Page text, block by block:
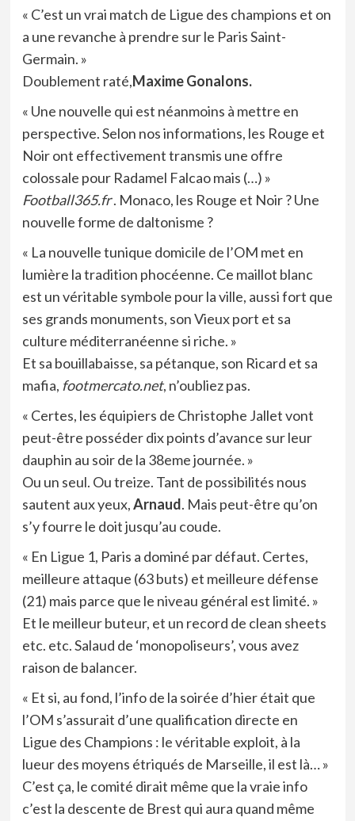
« C’est un vrai match de Ligue des champions et on
a une revanche à prendre sur le Paris Saint-
Germain. »
Doublement raté,Maxime Gonalons.
« Une nouvelle qui est néanmoins à mettre en
perspective. Selon nos informations, les Rouge et
Noir ont effectivement transmis une offre
colossale pour Radamel Falcao mais (…) »
Football365.fr. Monaco, les Rouge et Noir ? Une
nouvelle forme de daltonisme ?
« La nouvelle tunique domicile de l’OM met en
lumière la tradition phocéenne. Ce maillot blanc
est un véritable symbole pour la ville, aussi fort que
ses grands monuments, son Vieux port et sa
culture méditerranéenne si riche. »
Et sa bouillabaisse, sa pétanque, son Ricard et sa
mafia, footmercato.net, n’oubliez pas.
« Certes, les équipiers de Christophe Jallet vont
peut-être posséder dix points d’avance sur leur
dauphin au soir de la 38eme journée. »
Ou un seul. Ou treize. Tant de possibilités nous
sautent aux yeux,Arnaud. Mais peut-être qu’on
s’y fourre le doit jusqu’au coude.
« En Ligue 1, Paris a dominé par défaut. Certes,
meilleure attaque (63 buts) et meilleure défense
(21) mais parce que le niveau général est limité. »
Et le meilleur buteur, et un record de clean sheets
etc. etc. Salaud de ‘monopoliseurs’, vous avez
raison de balancer.
« Et si, au fond, l’info de la soirée d’hier était que
l’OM s’assurait d’une qualification directe en
Ligue des Champions : le véritable exploit, à la
lueur des moyens étriqués de Marseille, il est là… »
C’est ça, le comité dirait même que la vraie info
c’est la descente de Brest qui aura quand même